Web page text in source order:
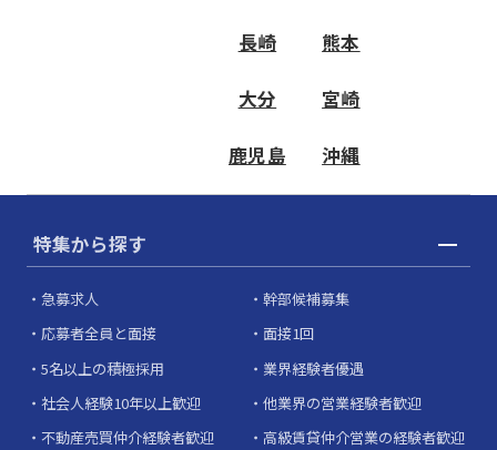
長崎 熊本
大分 宮崎
鹿児島 沖縄
特集から探す
急募求人
幹部候補募集
応募者全員と面接
面接1回
5名以上の積極採用
業界経験者優遇
社会人経験10年以上歓迎
他業界の営業経験者歓迎
不動産売買仲介経験者歓迎
高級賃貸仲介営業の経験者歓迎